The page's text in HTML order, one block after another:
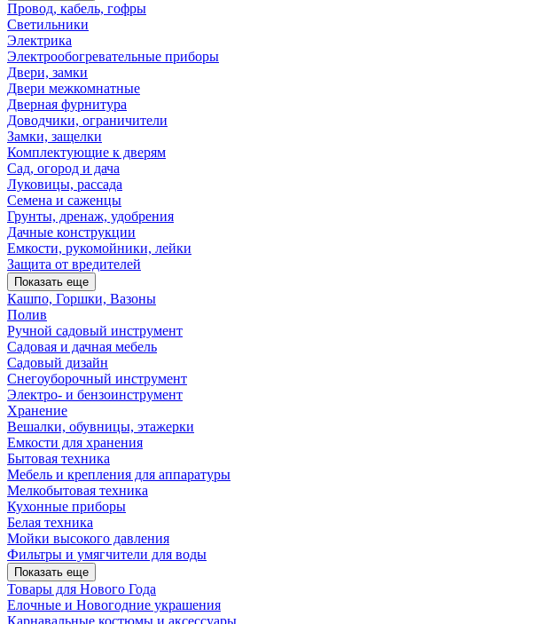
Провод, кабель, гофры
Светильники
Электрика
Электрообогревательные приборы
Двери, замки
Двери межкомнатные
Дверная фурнитура
Доводчики, ограничители
Замки, защелки
Комплектующие к дверям
Сад, огород и дача
Луковицы, рассада
Семена и саженцы
Грунты, дренаж, удобрения
Дачные конструкции
Емкости, рукомойники, лейки
Защита от вредителей
Показать еще
Кашпо, Горшки, Вазоны
Полив
Ручной садовый инструмент
Садовая и дачная мебель
Садовый дизайн
Снегоуборочный инструмент
Электро- и бензоинструмент
Хранение
Вешалки, обувницы, этажерки
Емкости для хранения
Бытовая техника
Мебель и крепления для аппаратуры
Мелкобытовая техника
Кухонные приборы
Белая техника
Мойки высокого давления
Фильтры и умягчители для воды
Показать еще
Товары для Нового Года
Елочные и Новогодние украшения
Карнавальные костюмы и аксессуары